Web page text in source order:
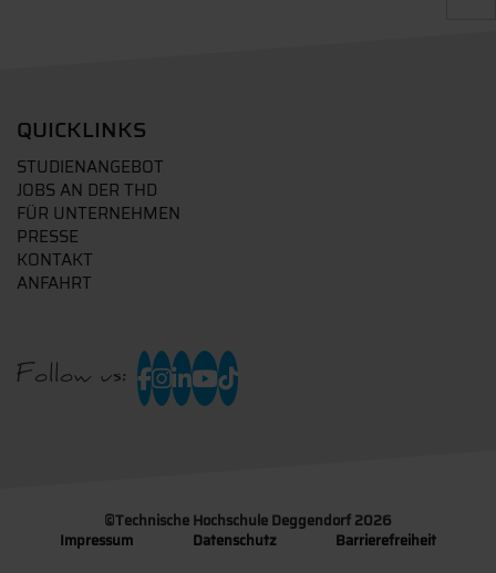
QUICKLINKS
STUDIENANGEBOT
JOBS AN DER THD
FÜR UNTERNEHMEN
PRESSE
KONTAKT
ANFAHRT
Follow us:
©Technische Hochschule Deggendorf 2026
Impressum
Datenschutz Barrierefreiheit